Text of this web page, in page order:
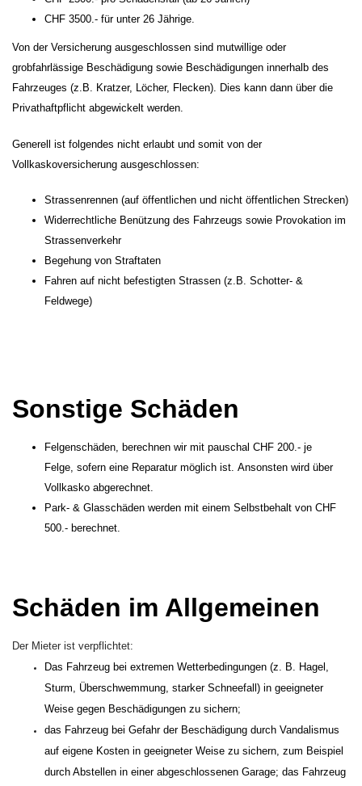
CHF 3500.- für unter 26 Jährige.
Von der Versicherung ausgeschlossen sind mutwillige oder
grobfahrlässige Beschädigung sowie Beschädigungen innerhalb des
Fahrzeuges (z.B. Kratzer, Löcher, Flecken). Dies kann dann über die
Privathaftpflicht abgewickelt werden.
Generell ist folgendes nicht erlaubt und somit von der
Vollkaskoversicherung ausgeschlossen:
Strassenrennen (auf öffentlichen und nicht öffentlichen Strecken)
Widerrechtliche Benützung des Fahrzeugs sowie Provokation im
Strassenverkehr
Begehung von Straftaten
Fahren auf nicht befestigten Strassen (z.B. Schotter- &
Feldwege)
Sonstige Schäden
Felgenschäden, berechnen wir mit pauschal CHF 200.- je
Felge, sofern eine Reparatur möglich ist. Ansonsten wird über
Vollkasko abgerechnet.
Park- & Glasschäden werden mit einem Selbstbehalt von CHF
500.- berechnet.
Schäden im Allgemeinen
Der Mieter ist verpflichtet:
Das Fahrzeug bei extremen Wetterbedingungen (z. B. Hagel,
Sturm, Überschwemmung, starker Schneefall) in geeigneter
Weise gegen Beschädigungen zu sichern;
das Fahrzeug bei Gefahr der Beschädigung durch Vandalismus
auf eigene Kosten in geeigneter Weise zu sichern, zum Beispiel
durch Abstellen in einer abgeschlossenen Garage; das Fahrzeug